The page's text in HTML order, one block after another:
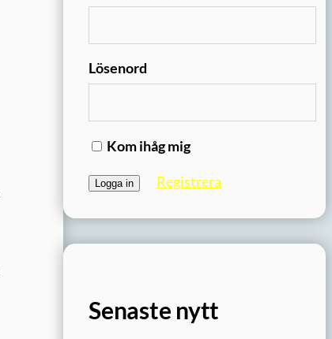
Lösenord
Kom ihåg mig
Registrera
Senaste nytt